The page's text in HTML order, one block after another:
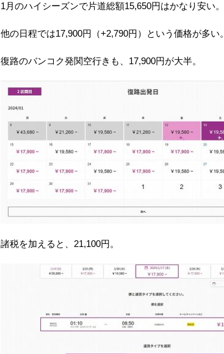
1月のハイシーズンで片道総額15,650円はかなり安い。
他の日程では17,900円（+2,790円）という価格が多い。
復路のバンコク発関空行きも、17,900円が大半。
諸税を加えると、21,100円。